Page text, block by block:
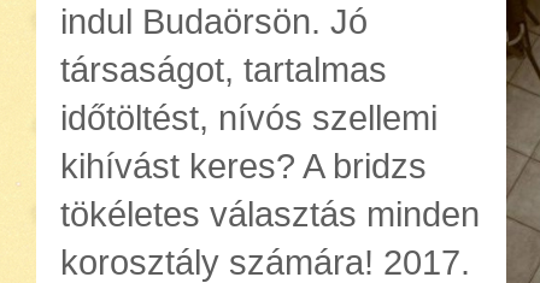
indul Budaörsön. Jó
társaságot, tartalmas
időtöltést, nívós szellemi
kihívást keres? A bridzs
tökéletes választás minden
korosztály számára! 2017.